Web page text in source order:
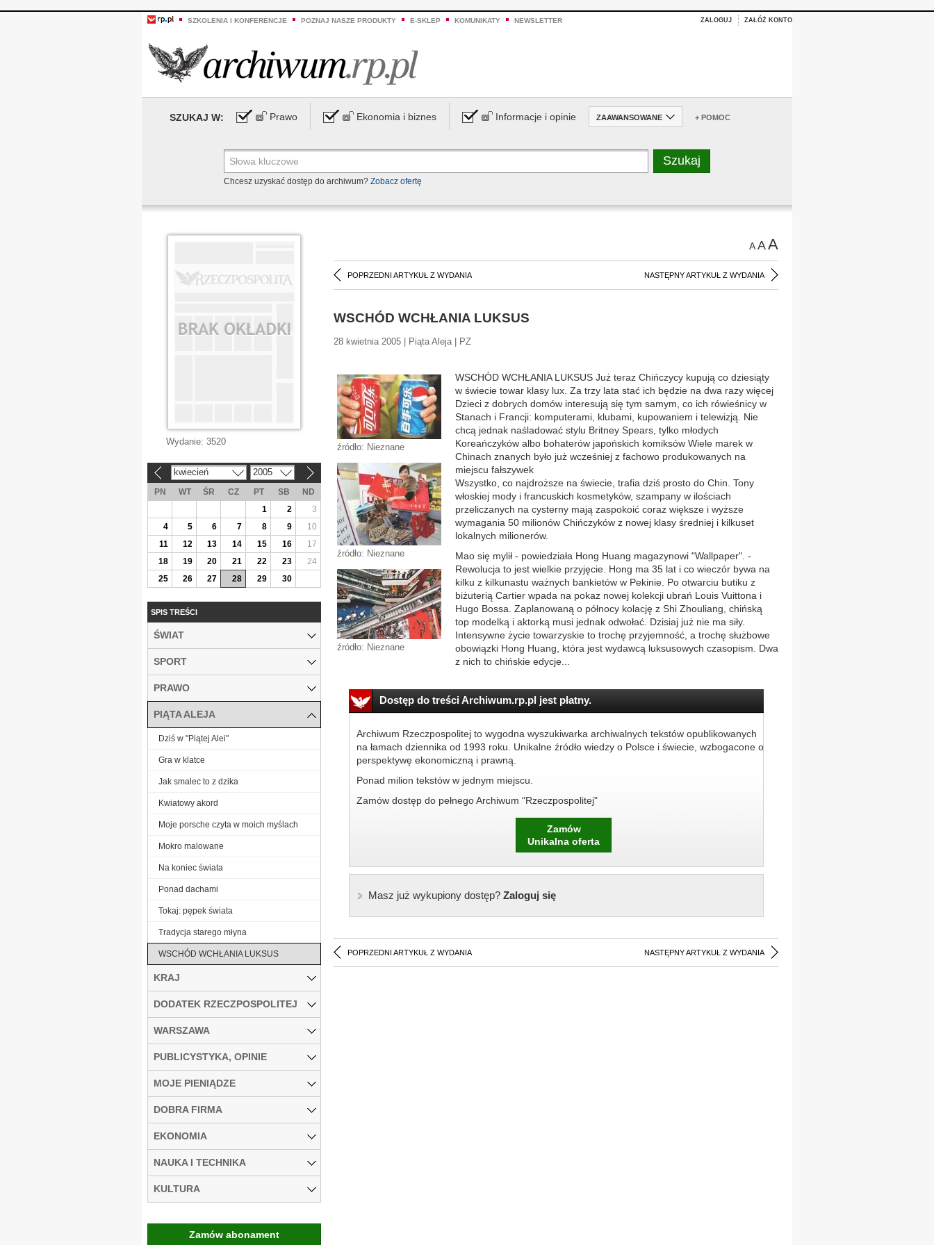
SZKOLENIA I KONFERENCJE POZNAJ NASZE PRODUKTY E-SKLEP KOMUNIKATY NEWSLETTER ZALOGUJ ZAŁÓŻ KONTO
SZUKAJ W: Prawo Ekonomia i biznes Informacje i opinie ZAAWANSOWANE + POMOC
Chcesz uzyskać dostęp do archiwum? Zobacz ofertę
AAA
POPRZEDNI ARTYKUŁ Z WYDANIA NASTĘPNY ARTYKUŁ Z WYDANIA
WSCHÓD WCHŁANIA LUKSUS
28 kwietnia 2005 | Piąta Aleja | PZ
źródło: Nieznane
źródło: Nieznane
źródło: Nieznane
WSCHÓD WCHŁANIA LUKSUS Już teraz Chińczycy kupują co dziesiąty
w świecie towar klasy lux. Za trzy lata stać ich będzie na dwa razy więcej
Dzieci z dobrych domów interesują się tym samym, co ich rówieśnicy w
Stanach i Francji: komputerami, klubami, kupowaniem i telewizją. Nie
chcą jednak naśladować stylu Britney Spears, tylko młodych
Koreańczyków albo bohaterów japońskich komiksów Wiele marek w
Chinach znanych było już wcześniej z fachowo produkowanych na
miejscu fałszywek
Wszystko, co najdroższe na świecie, trafia dziś prosto do Chin. Tony
włoskiej mody i francuskich kosmetyków, szampany w ilościach
przeliczanych na cysterny mają zaspokoić coraz większe i wyższe
wymagania 50 milionów Chińczyków z nowej klasy średniej i kilkuset
lokalnych milionerów.
Mao się mylił - powiedziała Hong Huang magazynowi "Wallpaper". -
Rewolucja to jest wielkie przyjęcie. Hong ma 35 lat i co wieczór bywa na
kilku z kilkunastu ważnych bankietów w Pekinie. Po otwarciu butiku z
biżuterią Cartier wpada na pokaz nowej kolekcji ubrań Louis Vuittona i
Hugo Bossa. Zaplanowaną o północy kolację z Shi Zhouliang, chińską
top modelką i aktorką musi jednak odwołać. Dzisiaj już nie ma siły.
Intensywne życie towarzyskie to trochę przyjemność, a trochę służbowe
obowiązki Hong Huang, która jest wydawcą luksusowych czasopism. Dwa
z nich to chińskie edycje...
Dostęp do treści Archiwum.rp.pl jest płatny.
Archiwum Rzeczpospolitej to wygodna wyszukiwarka archiwalnych tekstów opublikowanych
na łamach dziennika od 1993 roku. Unikalne źródło wiedzy o Polsce i świecie, wzbogacone o
perspektywę ekonomiczną i prawną.
Ponad milion tekstów w jednym miejscu.
Zamów dostęp do pełnego Archiwum "Rzeczpospolitej"
Zamów
Unikalna oferta
Masz już wykupiony dostęp?Zaloguj się
POPRZEDNI ARTYKUŁ Z WYDANIA NASTĘPNY ARTYKUŁ Z WYDANIA
Wydanie: 3520
kwiecień 2005
PN WT ŚR CZ PT SB
ND
1
2
3
4
5 6 7 8 9
10
11
12 13 14 15 16
17
18
19 20 21 22 23
24
25
26 27 28 29 30
SPIS TREŚCI
ŚWIAT
SPORT
PRAWO
PIĄTA ALEJA
Dziś w "Piątej Alei"
Gra w klatce
Jak smalec to z dzika
Kwiatowy akord
Moje porsche czyta w moich myślach
Mokro malowane
Na koniec świata
Ponad dachami
Tokaj: pępek świata
Tradycja starego młyna
WSCHÓD WCHŁANIA LUKSUS
KRAJ
DODATEK RZECZPOSPOLITEJ
WARSZAWA
PUBLICYSTYKA, OPINIE
MOJE PIENIĄDZE
DOBRA FIRMA
EKONOMIA
NAUKA I TECHNIKA
KULTURA
Zamów abonament